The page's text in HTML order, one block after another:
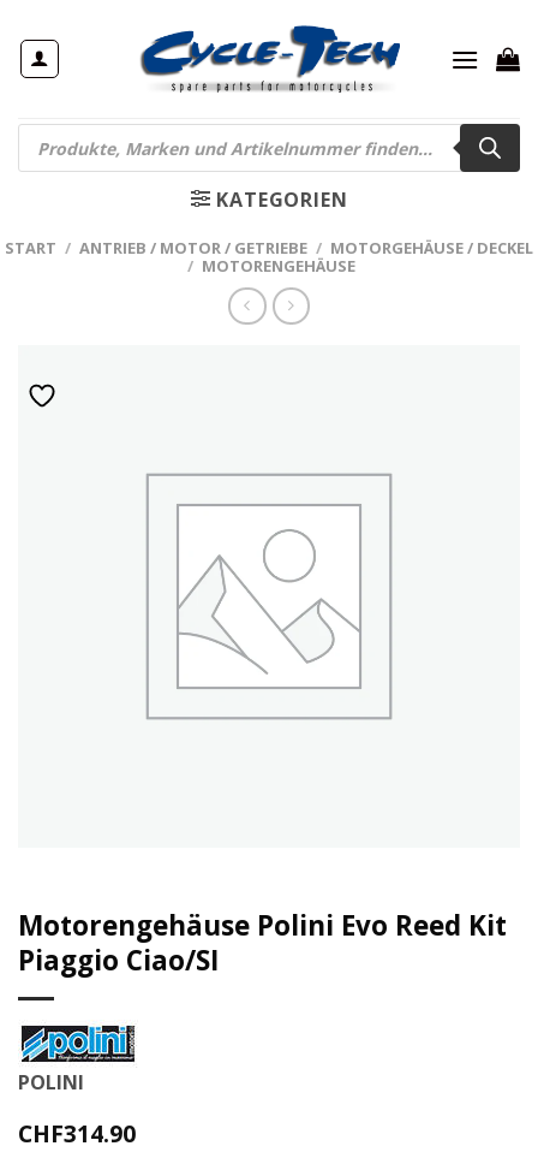
Inhalt
springen
Products
search
KATEGORIEN
START / ANTRIEB / MOTOR / GETRIEBE / MOTORGEHÄUSE / DECKEL
/ MOTORENGEHÄUSE
Motorengehäuse Polini Evo Reed Kit
Piaggio Ciao/SI
POLINI
CHF314.90